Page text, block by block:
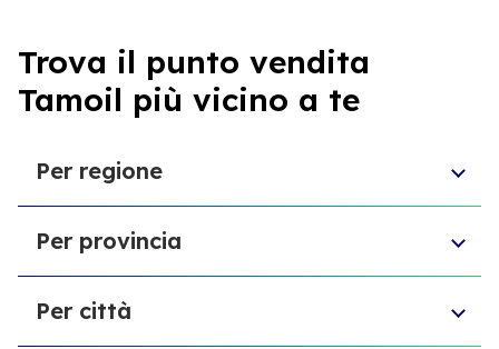
Trova il punto vendita
Tamoil più vicino a te
Per regione
Veneto
Abruzzo
Friuli-Venezia Giulia
Sardegna
Per provincia
Libero consorzio comunale di Ragusa
Provincia di Vicenza
Per città